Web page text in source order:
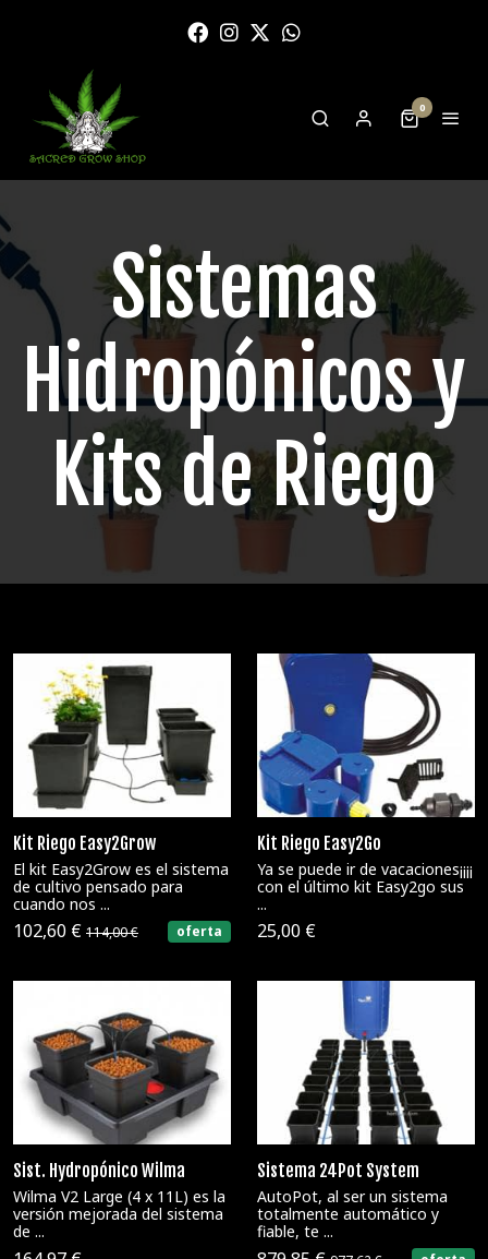
0
Sistemas
Hidropónicos y
Kits de Riego
Kit Riego Easy2Grow
El kit Easy2Grow es el sistema
de cultivo pensado para
cuando nos ...
102,60 € 114,00 € oferta
Kit Riego Easy2Go
Ya se puede ir de vacaciones¡¡¡¡
con el último kit Easy2go sus
...
25,00 €
Sist. Hydropónico Wilma
Wilma V2 Large (4 x 11L) es la
versión mejorada del sistema
de ...
Sistema 24Pot System
AutoPot, al ser un sistema
totalmente automático y
fiable, te ...